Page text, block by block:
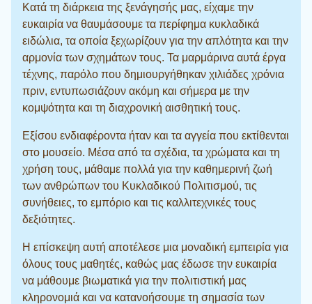
Κατά τη διάρκεια της ξενάγησής μας, είχαμε την
ευκαιρία να θαυμάσουμε τα περίφημα κυκλαδικά
ειδώλια, τα οποία ξεχωρίζουν για την απλότητα και την
αρμονία των σχημάτων τους. Τα μαρμάρινα αυτά έργα
τέχνης, παρόλο που δημιουργήθηκαν χιλιάδες χρόνια
πριν, εντυπωσιάζουν ακόμη και σήμερα με την
κομψότητα και τη διαχρονική αισθητική τους.
Εξίσου ενδιαφέροντα ήταν και τα αγγεία που εκτίθενται
στο μουσείο. Μέσα από τα σχέδια, τα χρώματα και τη
χρήση τους, μάθαμε πολλά για την καθημερινή ζωή
των ανθρώπων του Κυκλαδικού Πολιτισμού, τις
συνήθειες, το εμπόριο και τις καλλιτεχνικές τους
δεξιότητες.
Η επίσκεψη αυτή αποτέλεσε μια μοναδική εμπειρία για
όλους τους μαθητές, καθώς μας έδωσε την ευκαιρία
να μάθουμε βιωματικά για την πολιτιστική μας
κληρονομιά και να κατανοήσουμε τη σημασία των